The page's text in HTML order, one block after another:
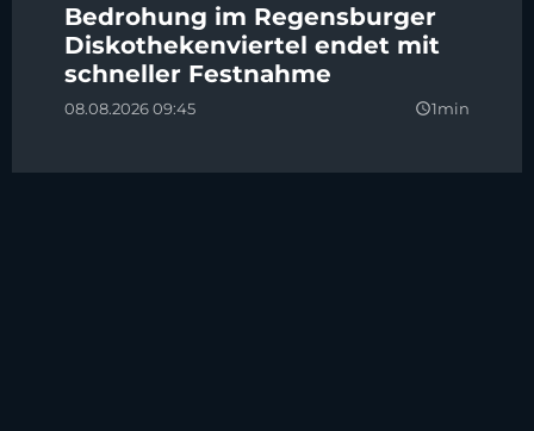
Bedrohung im Regensburger
Diskothekenviertel endet mit
schneller Festnahme
08.08.2026 09:45 query_builder1min